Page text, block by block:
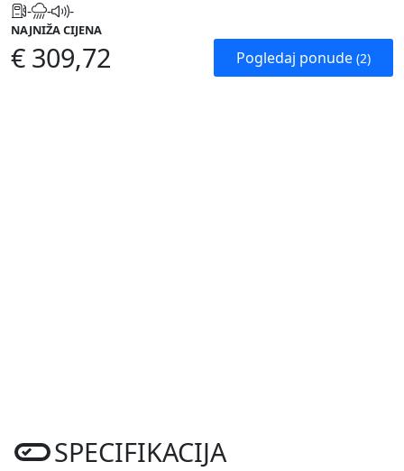
- - -
NAJNIŽA CIJENA
€ 309,72 Pogledaj ponude (2)
SPECIFIKACIJA